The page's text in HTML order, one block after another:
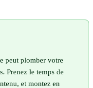
peut plomber votre
Prenez le temps de
et montez en